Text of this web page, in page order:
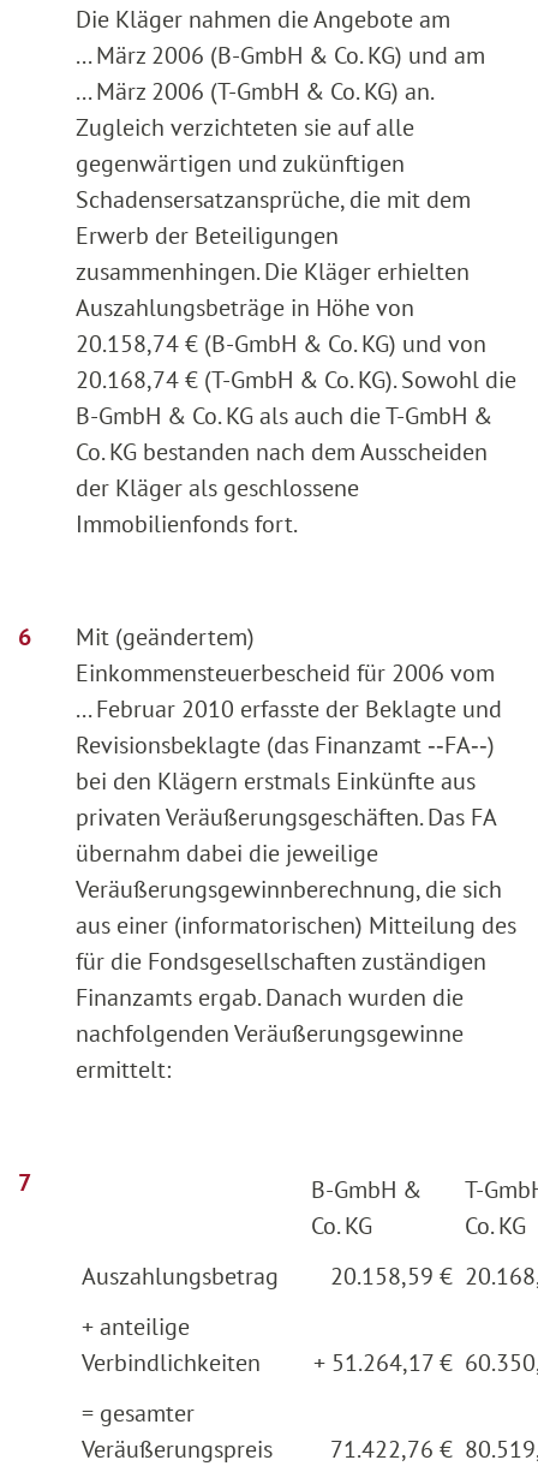
Die Kläger nahmen die Angebote am
... März 2006 (B-GmbH & Co. KG) und am
... März 2006 (T-GmbH & Co. KG) an.
Zugleich verzichteten sie auf alle
gegenwärtigen und zukünftigen
Schadensersatzansprüche, die mit dem
Erwerb der Beteiligungen
zusammenhingen. Die Kläger erhielten
Auszahlungsbeträge in Höhe von
20.158,74 € (B-GmbH & Co. KG) und von
20.168,74 € (T-GmbH & Co. KG). Sowohl die
B-GmbH & Co. KG als auch die T-GmbH &
Co. KG bestanden nach dem Ausscheiden
der Kläger als geschlossene
Immobilienfonds fort.
Mit (geändertem)
Einkommensteuerbescheid für 2006 vom
... Februar 2010 erfasste der Beklagte und
Revisionsbeklagte (das Finanzamt ‑‑FA‑‑)
bei den Klägern erstmals Einkünfte aus
privaten Veräußerungsgeschäften. Das FA
übernahm dabei die jeweilige
Veräußerungsgewinnberechnung, die sich
aus einer (informatorischen) Mitteilung des
für die Fondsgesellschaften zuständigen
Finanzamts ergab. Danach wurden die
nachfolgenden Veräußerungsgewinne
ermittelt:
B-GmbH &
Co. KG
T-
Co. KG
Auszahlungsbetrag
20.158,59 €
+ anteilige
Verbindlichkeiten
+ 51.264,17 €
= gesamter
Veräußerungspreis
71.422,76 €